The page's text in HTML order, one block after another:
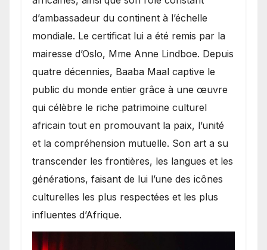
d’ambassadeur du continent à l’échelle
mondiale. Le certificat lui a été remis par la
mairesse d’Oslo, Mme Anne Lindboe. Depuis
quatre décennies, Baaba Maal captive le
public du monde entier grâce à une œuvre
qui célèbre le riche patrimoine culturel
africain tout en promouvant la paix, l’unité
et la compréhension mutuelle. Son art a su
transcender les frontières, les langues et les
générations, faisant de lui l’une des icônes
culturelles les plus respectées et les plus
influentes d’Afrique.